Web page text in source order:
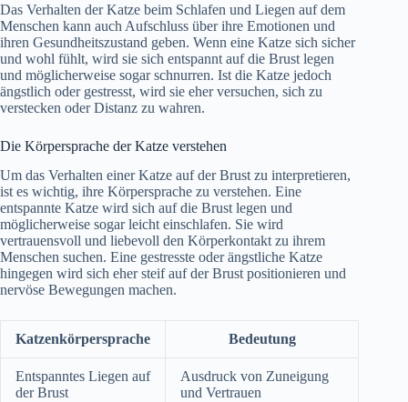
Das Verhalten der Katze beim Schlafen und Liegen auf dem
Menschen kann auch Aufschluss über ihre Emotionen und
ihren Gesundheitszustand geben. Wenn eine Katze sich sicher
und wohl fühlt, wird sie sich entspannt auf die Brust legen
und möglicherweise sogar schnurren. Ist die Katze jedoch
ängstlich oder gestresst, wird sie eher versuchen, sich zu
verstecken oder Distanz zu wahren.
Die Körpersprache der Katze verstehen
Um das Verhalten einer Katze auf der Brust zu interpretieren,
ist es wichtig, ihre Körpersprache zu verstehen. Eine
entspannte Katze wird sich auf die Brust legen und
möglicherweise sogar leicht einschlafen. Sie wird
vertrauensvoll und liebevoll den Körperkontakt zu ihrem
Menschen suchen. Eine gestresste oder ängstliche Katze
hingegen wird sich eher steif auf der Brust positionieren und
nervöse Bewegungen machen.
Katzenkörpersprache Bedeutung
Entspanntes Liegen auf
der Brust
Ausdruck von Zuneigung
und Vertrauen